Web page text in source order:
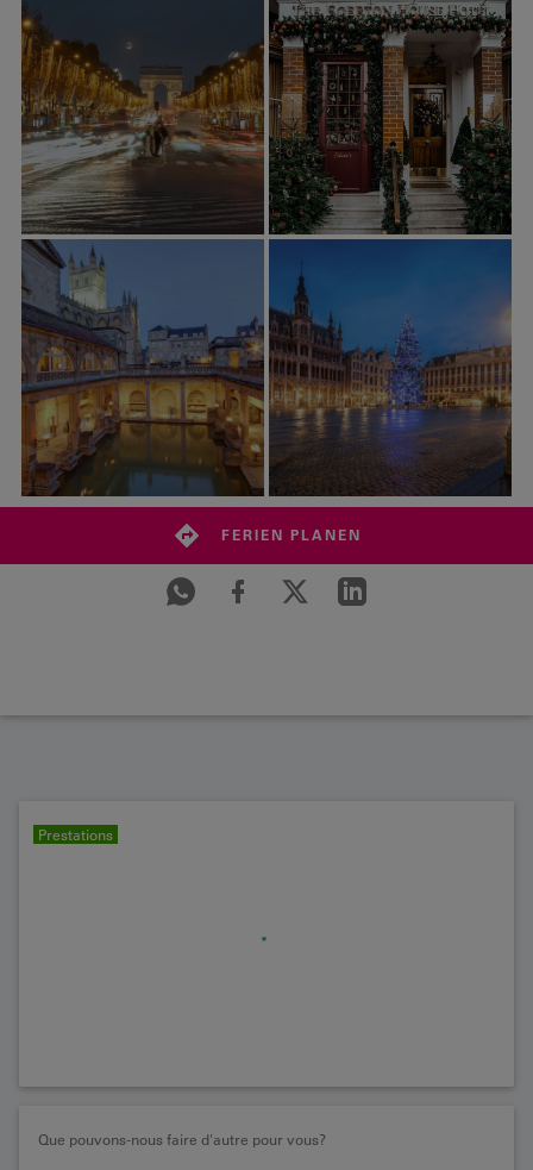
FERIEN PLANEN
Prestations
Que pouvons-nous faire d'autre pour vous?